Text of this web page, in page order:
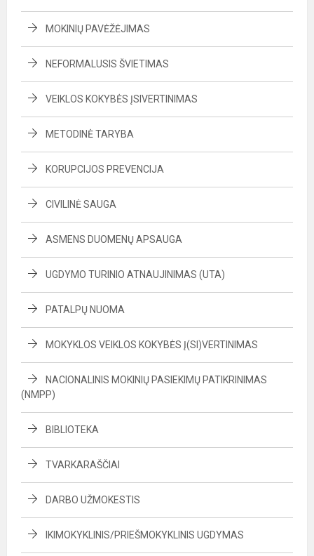
MOKINIŲ PAVĖŽĖJIMAS
NEFORMALUSIS ŠVIETIMAS
VEIKLOS KOKYBĖS ĮSIVERTINIMAS
METODINĖ TARYBA
KORUPCIJOS PREVENCIJA
CIVILINĖ SAUGA
ASMENS DUOMENŲ APSAUGA
UGDYMO TURINIO ATNAUJINIMAS (UTA)
PATALPŲ NUOMA
MOKYKLOS VEIKLOS KOKYBĖS Į(SI)VERTINIMAS
NACIONALINIS MOKINIŲ PASIEKIMŲ PATIKRINIMAS
(NMPP)
BIBLIOTEKA
TVARKARAŠČIAI
DARBO UŽMOKESTIS
IKIMOKYKLINIS/PRIEŠMOKYKLINIS UGDYMAS